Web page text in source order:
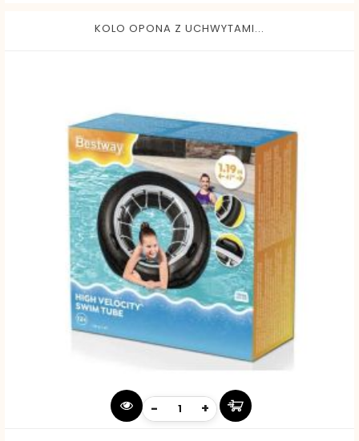
KOLO OPONA Z UCHWYTAMI...
- +